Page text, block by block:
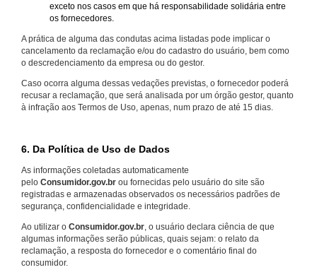
exceto nos casos em que há responsabilidade solidária entre
os fornecedores.
A prática de alguma das condutas acima listadas pode implicar o
cancelamento da reclamação e/ou do cadastro do usuário, bem como
o descredenciamento da empresa ou do gestor.
Caso ocorra alguma dessas vedações previstas, o fornecedor poderá
recusar a reclamação, que será analisada por um órgão gestor, quanto
à infração aos Termos de Uso, apenas, num prazo de até 15 dias.
6. Da Política de Uso de Dados
As informações coletadas automaticamente
pelo Consumidor.gov.br ou fornecidas pelo usuário do site são
registradas e armazenadas observados os necessários padrões de
segurança, confidencialidade e integridade.
Ao utilizar o Consumidor.gov.br , o usuário declara ciência de que
algumas informações serão públicas, quais sejam: o relato da
reclamação, a resposta do fornecedor e o comentário final do
consumidor.